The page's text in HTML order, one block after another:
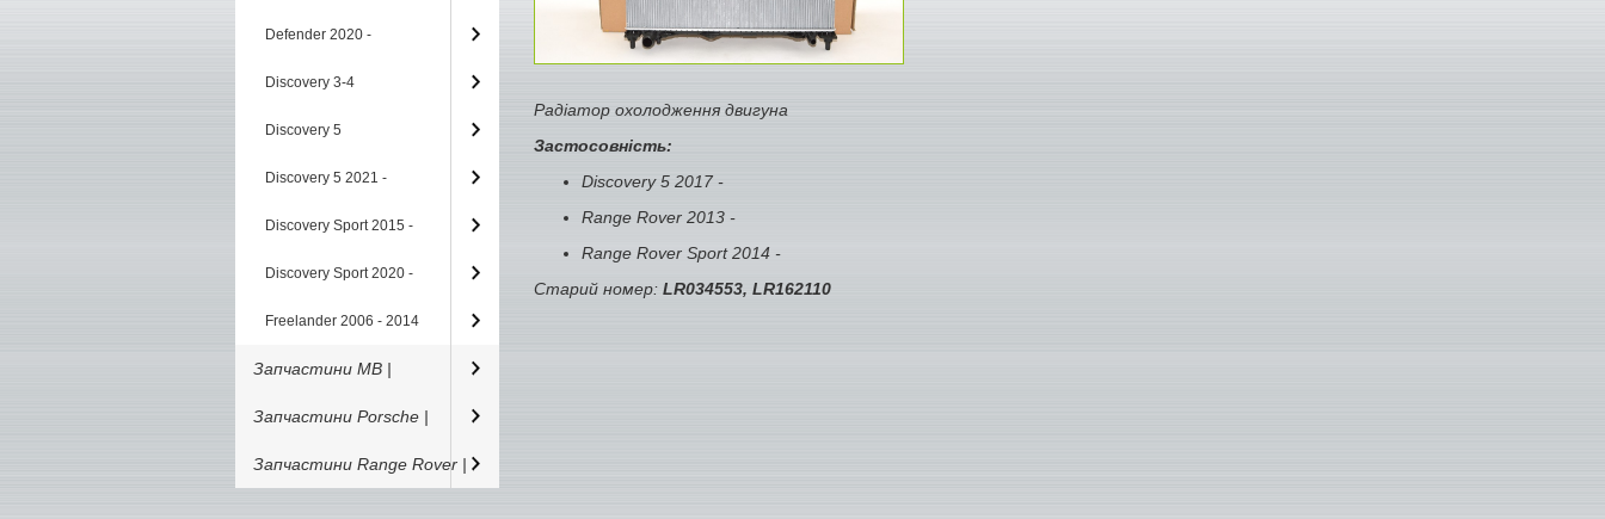
Defender 2020 -
Discovery 3-4
Discovery 5
Discovery 5 2021 -
Discovery Sport 2015 -
Discovery Sport 2020 -
Freelander 2006 - 2014
Запчастини MB |
Запчастини Porsche |
Запчастини Range Rover |
Радіатор охолодження двигуна
Застосовність:
Discovery 5 2017 -
Range Rover 2013 -
Range Rover Sport 2014 -
Старий номер: LR034553, LR162110